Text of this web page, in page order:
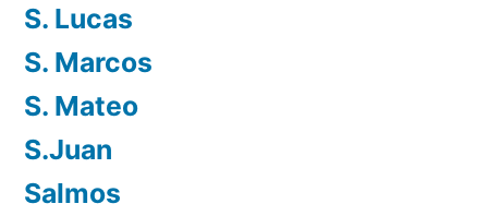
S. Lucas
S. Marcos
S. Mateo
S.Juan
Salmos